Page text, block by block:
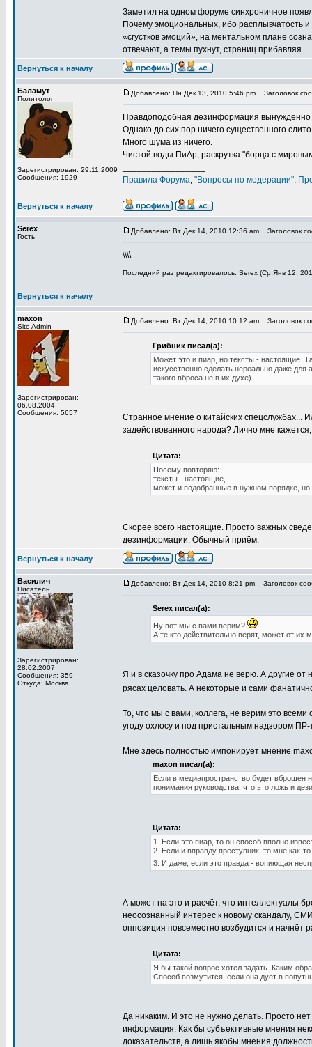
Заметил на одном форуме синхроничное
Почему эмоциональных, ибо расплывчатость
«сгустков эмоций», на ментальном плане
отвечают, а темы пухнут, страниц прибавляя.
Вернуться к началу
Баламут
Политолог
Зарегистрирован: 29.11.2009
Сообщения: 1929
Добавлено: Пн Дек 13, 2010 5:46 pm Заголовок
Правдоподобная дезинформация вынужденно
Однако до сих пор ничего существенного
Много шума из ничего.
Чистой воды ПиАр, раскрутка "борца с
Правила Форума, "Вопросы по модерации",
Вернуться к началу
Serex
Гость
Добавлено: Вт Дек 14, 2010 12:36 am Заголовок
\\\\
Последний раз редактировалось: Serex (Ср Янв 12,
Вернуться к началу
maxon
Site Admin
Зарегистрирован:
06.08.2004
Сообщения: 5657
Добавлено: Вт Дек 14, 2010 10:12 am Заголовок
Грибник писал(а):
Может это и пиар, но тексты - настоящие.
искусственно сделать нереально даже
такого вброса не в их духе).
Странное мнение о китайских спецслужбах...
задействованного народа? Лично мне
Цитата:
Посему повторяю:
тексты - настоящие,
может и подобранные в нужном порядке,
Скорее всего настоящие. Просто важных
дезинформации. Обычный приём.
Вернуться к началу
Василич
Писатель
Зарегистрирован:
28.02.2007
Сообщения: 359
Откуда: Москва
Добавлено: Вт Дек 14, 2010 8:21 pm Заголовок
Serex писал(а):
Ну вот мы с вами верим?
А те кто действительно верят, может от их
Я и в сказочку про Адама не верю. А другие
рясах целовать. А некоторые и сами
То, что мы с вами, коллега, не верим это
угоду охлосу и под пристальным надзором
Мне здесь полностью импонирует мнение
maxon писал(а):
Если в медиапространство будет вброшен
понимания руководства, что это ложь и
Цитата:
1. Если это пиар, то он способ вполне
2. Если и вправду преступник, то мне как-
3. И даже, если это правда - вопиющая
А может на это и расчёт, что интеллектуалы
неосознанный интерес к новому скандалу,
оппозиция повсеместно возбудится и начнёт
Цитата:
Я бы такой вопрос хотел задать. Каким
Способ возмутится, если она дует в
Да никаким. И это не нужно делать. Просто
информация. Как бы субъективные мнения
доказательств, а лишь якобы мнения